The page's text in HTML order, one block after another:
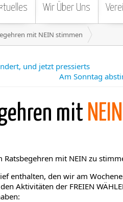
Wir Über Uns
mit NEIN stimmen
und jetzt pressierts
Am Sonntag
mit
mit NEIN zu
enthalten, den wir am
Aktivitäten der FREIEN